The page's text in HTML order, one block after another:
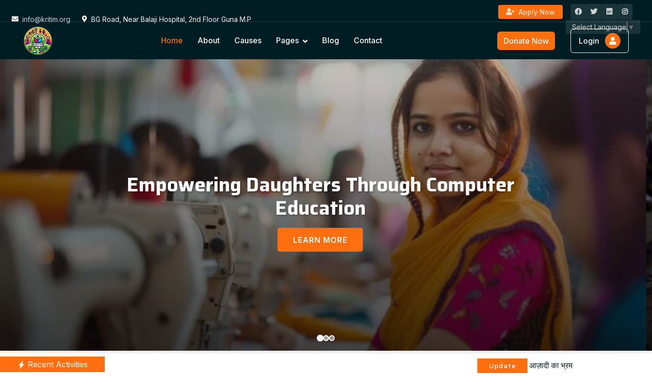
info@kritim.org BG Road, Near Balaji Hospital, 2nd Floor Guna M.P
Apply Now
Select Language ▼
Home About Causes Pages Blog Contact Donate Now Login
Connecting Education with Nature &
Cultural Values
LEARN MORE
Recent Activities आज़ादी का भ्रम